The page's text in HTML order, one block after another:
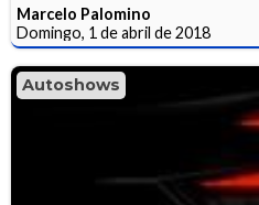
Marcelo Palomino
Domingo, 1 de abril de 2018
Autoshows